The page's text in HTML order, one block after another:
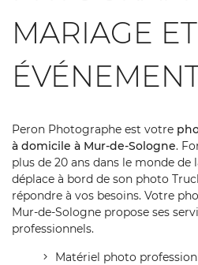
MARIAGE ET
Peron Photographe est votre
à domicile à Mur-de-Sologne.
plus de 20 ans dans le monde de
déplace à bord de son photo
répondre à vos besoins. Votre
Mur-de-Sologne propose ses
professionnels.
Matériel photo